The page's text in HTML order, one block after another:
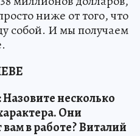
ниже от того, что
собой. И мы получаем
несколько
Они
в работе?Виталий